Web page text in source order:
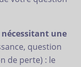
une
question
de perte) : le